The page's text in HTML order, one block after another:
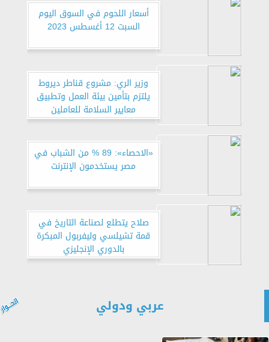
أسعار اللحوم في السوق اليوم
السبت 12 أغسطس 2023
وزير الري: مشروع قناطر ديروط
يلتزم بتأمين بيئة العمل وتطبيق
معايير السلامة للعاملين
«الاحصاء»: 89 % من الشباب في
مصر يستخدمون الإنترنت
صلاح يتطلع لصناعة التاريخ في
قمة تشيلسي وليفربول المبكرة
بالدوري الإنجليزي
عربي ودولي